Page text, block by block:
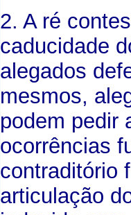
2. A ré
caducidade
alegados
mesmos,
podem pedir
ocorrências
contraditório
articulação